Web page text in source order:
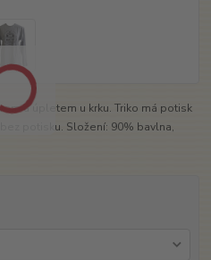
a úpletem u krku. Triko má potisk
potisku. Složení: 90% bavlna,